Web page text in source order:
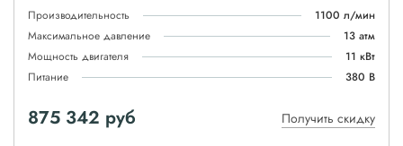
Производительность
1100 л/мин
Максимальное давление
13 атм
Мощность двигателя
11 кВт
Питание
380 В
875 342 руб Получить скидку